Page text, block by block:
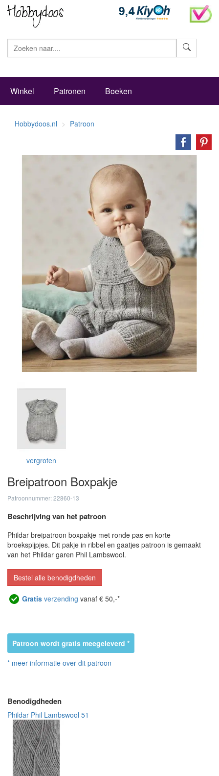
Winkel Patronen Boeken
Hobbydoos.nl Patroon
vergroten
Breipatroon Boxpakje
Patroonnummer: 22860-13
Beschrijving van het patroon
Phildar breipatroon boxpakje met ronde pas en korte
broekspijpjes. Dit pakje in ribbel en gaatjes patroon is gemaakt
van het Phildar garen Phil Lambswool.
Bestel alle benodigdheden
Gratis verzending vanaf € 50,-*
Patroon wordt gratis meegeleverd *
* meer informatie over dit patroon
Benodigdheden
Phildar Phil Lambswool 51